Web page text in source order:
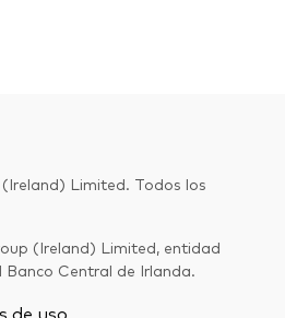
Limited. Todos los
(Ireland) Limited, entidad
Central de Irlanda.
de uso